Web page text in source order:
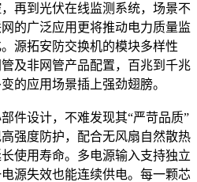
再到光伏在线监测系统，场景不
的广泛应用更将推动电力质量监
源拓安防交换机的模块多样性
及非网管产品配置，百兆到千兆
应用场景插上强劲翅膀。
件设计，不难发现其“严苛品质”
强度防护，配合无风扇自然散热
使用寿命。多电源输入支持独立
源失效也能连续供电。每一颗芯